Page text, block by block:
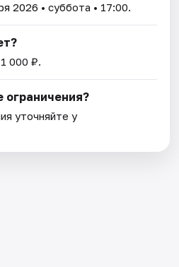
2026 • суббота • 17:00.
000 ₽.
ограничения?
уточняйте у